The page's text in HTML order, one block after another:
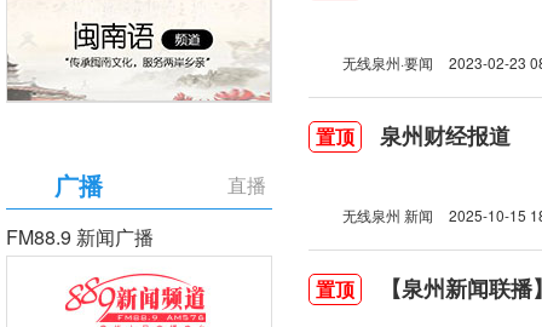
直播
广播
FM88.9 新闻广播
无线泉州·要闻 2023-02-23
置顶 泉州财经报道
无线泉州 新闻 2025-10-15
置顶 【泉州新闻联